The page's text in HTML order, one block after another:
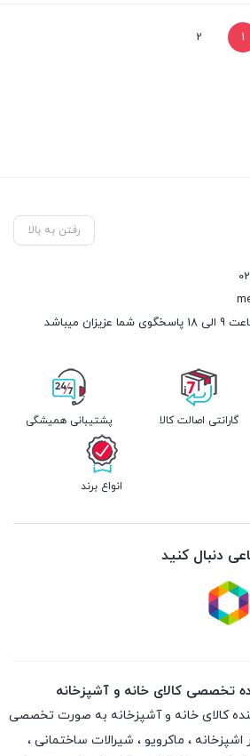
1
2
رفتن به بالا
میباشد
گارانتی اصالت کالا پشتیبانی همیشگی
انواع برند
دنبال کنید
تخصصی کالای خانه و آشپزخانه
کالای خانه و آشپزخانه به صورت تخصصی
، ماکرویو ، شیرالات ساختمانی ،